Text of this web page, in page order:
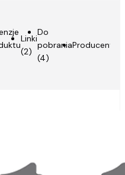
Linki
(2)
Do
pobrania
(4)
Producent